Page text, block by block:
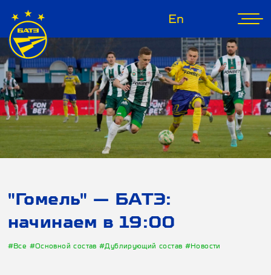
En
"Гомель" — БАТЭ:
начинаем в 19:00
#Все #Основной состав#Дублирующий состав #Новости